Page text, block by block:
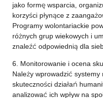
jako formę wsparcia,
korzyści płynące z
Programy wolontariackie
różnych grup wiekowych i
znaleźć odpowiednią dla
6. Monitorowanie i ocena
Należy wprowadzić
skuteczności działań
analizować ich wpływ na